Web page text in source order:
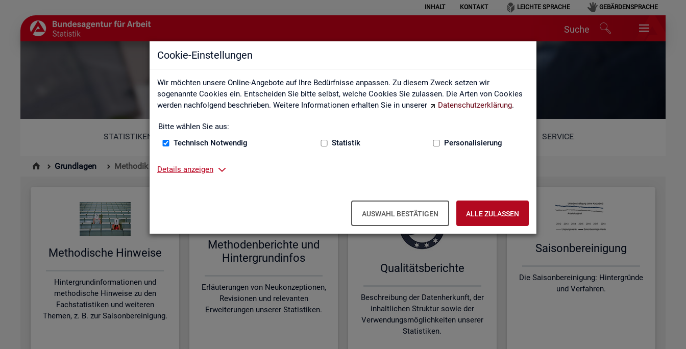
Cookie-Einstellungen
Wir möchten unsere Online-Angebote auf Ihre Bedürfnisse anpassen. Zu diesem Zweck setzen wir
sogenannte Cookies ein. Entscheiden Sie bitte selbst, welche Cookies Sie zulassen. Die Arten von Cookies
werden nachfolgend beschrieben. Weitere Informationen erhalten Sie in unserer
Datenschutzerklärung.
Bitte wählen Sie aus:
Technisch Notwendig
Statistik Personalisierung
Details anzeigen
AUSWAHL BESTÄTIGEN ALLE ZULASSEN
INHALT KONTAKT LEICHTE SPRACHE GEBÄRDENSPRACHE
Suche
Methodik und Qualität
STATISTIKEN SERVICE
Grundlagen Methodik und Qualität
Me­tho­di­sche Hin­wei­se
Hintergrundinformationen und
methodische Hinweise zu den
Fachstatistiken und weiteren
Themen, z. B. zur Saisonbereinigung.
Me­tho­den­be­rich­te und
Hin­ter­grund­in­fos
Erläuterungen von Neukonzeptionen,
Revisionen und relevanten
Erweiterungen unserer Statistiken.
Qua­li­täts­be­rich­te
Beschreibung der Datenherkunft, der
inhaltlichen Struktur sowie der
Verwendungsmöglichkeiten unserer
Statistiken.
Sai­son­be­rei­ni­gung
Die Saisonbereinigung: Hintergründe
und Verfahren.